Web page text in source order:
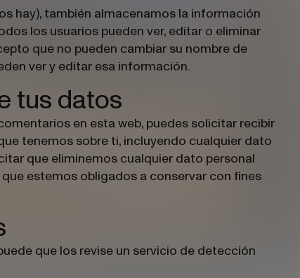
hay), también almacenamos la información
los usuarios pueden ver, editar o eliminar
que no pueden cambiar su nombre de
ver y editar esa información.
tus datos
en esta web, puedes solicitar recibir
tenemos sobre ti, incluyendo cualquier dato
que eliminemos cualquier dato personal
estemos obligados a conservar con fines
que los revise un servicio de detección